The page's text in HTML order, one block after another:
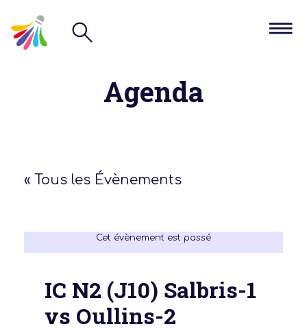
Agenda
« Tous les Évènements
Cet évènement est passé
IC N2 (J10) Salbris-1
vs Oullins-2